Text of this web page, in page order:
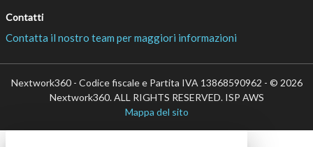
Contatti
Contatta il nostro team per maggiori informazioni
Nextwork360 - Codice fiscale e Partita IVA 13868590962 - © 2026
Nextwork360. ALL RIGHTS RESERVED. ISP AWS
Mappa del sito